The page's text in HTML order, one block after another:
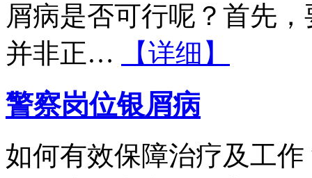
屑病是否可行呢？首先
并非正…
【详细】
警察岗位银屑病
如何有效保障治疗及工